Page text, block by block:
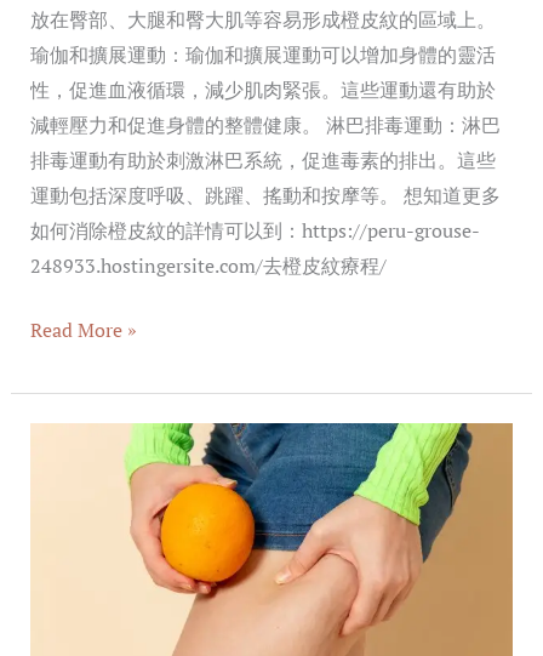
放在臀部、大腿和臀大肌等容易形成橙皮紋的區域上。
瑜伽和擴展運動：瑜伽和擴展運動可以增加身體的靈活
性，促進血液循環，減少肌肉緊張。這些運動還有助於
減輕壓力和促進身體的整體健康。 淋巴排毒運動：淋巴
排毒運動有助於刺激淋巴系統，促進毒素的排出。這些
運動包括深度呼吸、跳躍、搖動和按摩等。 想知道更多
如何消除橙皮紋的詳情可以到：https://peru-grouse-
248933.hostingersite.com/去橙皮紋療程/
Read More »